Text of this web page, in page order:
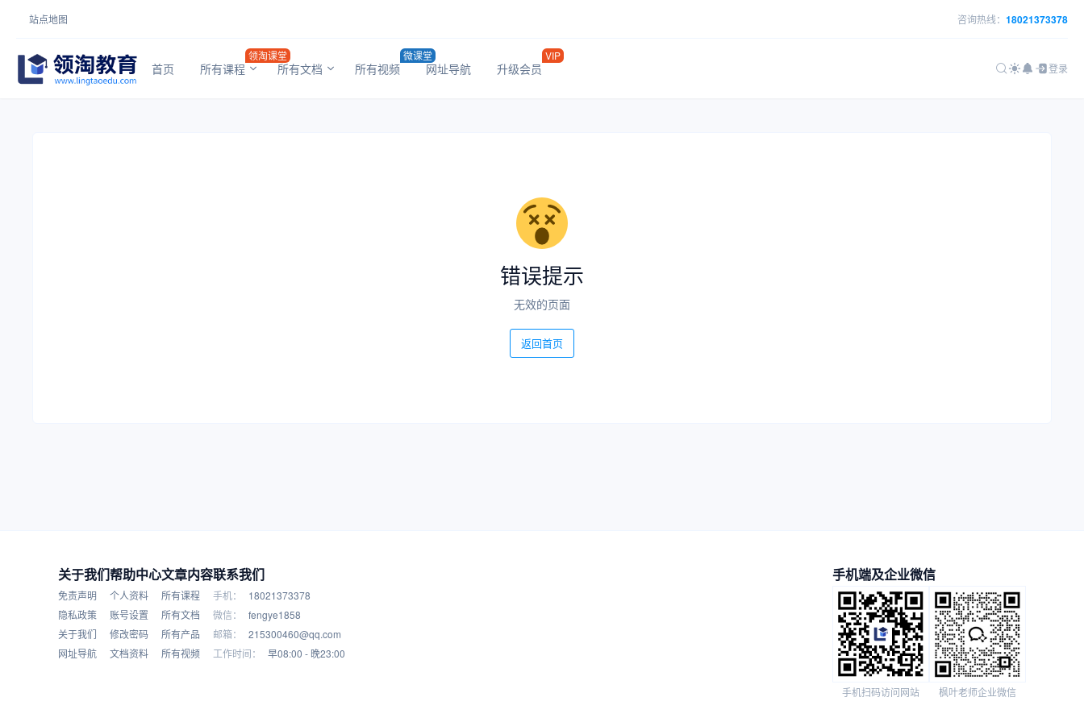
站点地图 咨询热线： 18021373378
首页 所有课程
领淘课堂
所有文档 所有视频
微课堂
网址导航 升级会员
VIP
登录
错误提示
无效的页面
返回首页
关于我们
免责声明
隐私政策
关于我们
网址导航
帮助中心
个人资料
账号设置
修改密码
文档资料
文章内容
所有课程
所有文档
所有产品
所有视频
联系我们
手机：
18021373378
微信：
fengye1858
邮箱：
215300460@qq.com
工作时间：
早08:00 - 晚23:00
手机端及企业微信
手机扫码访问网站 枫叶老师企业微信